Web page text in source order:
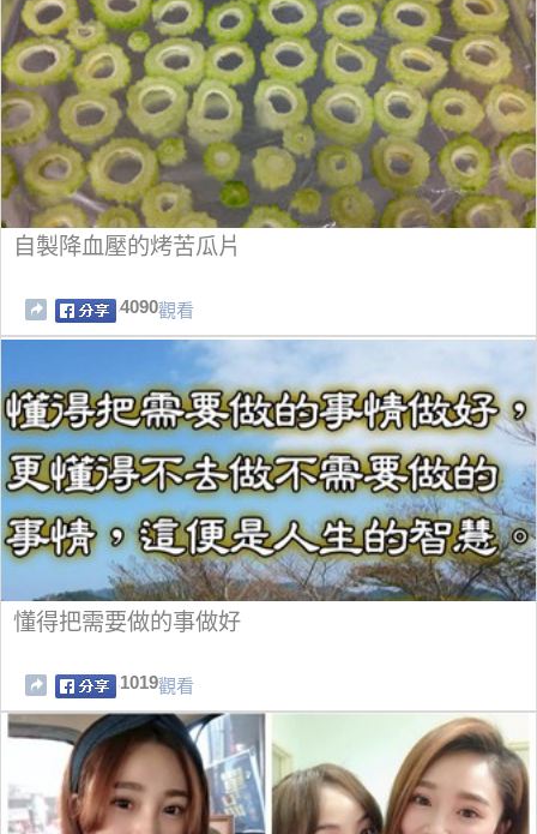
自製降血壓的烤苦瓜片
4090觀看
懂得把需要做的事做好
1019觀看